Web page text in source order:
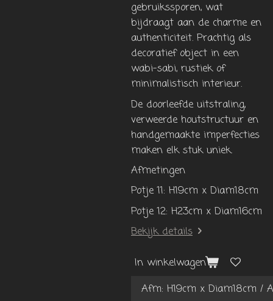
gebruikssporen, wat
bijdraagt ​​aan de charme en
authenticiteit. Prachtig als
decoratief object in een
wabi-sabi, rustiek of
minimalistisch interieur.
De doorleefde uitstraling,
verweerde houtstructuur en
handgemaakte imperfecties
maken elk stuk uniek.
Afmetingen
Potje 11: H19cm x Diam18cm
Potje 12: H23cm x Diam16cm
Bekijk details
In winkelwagen